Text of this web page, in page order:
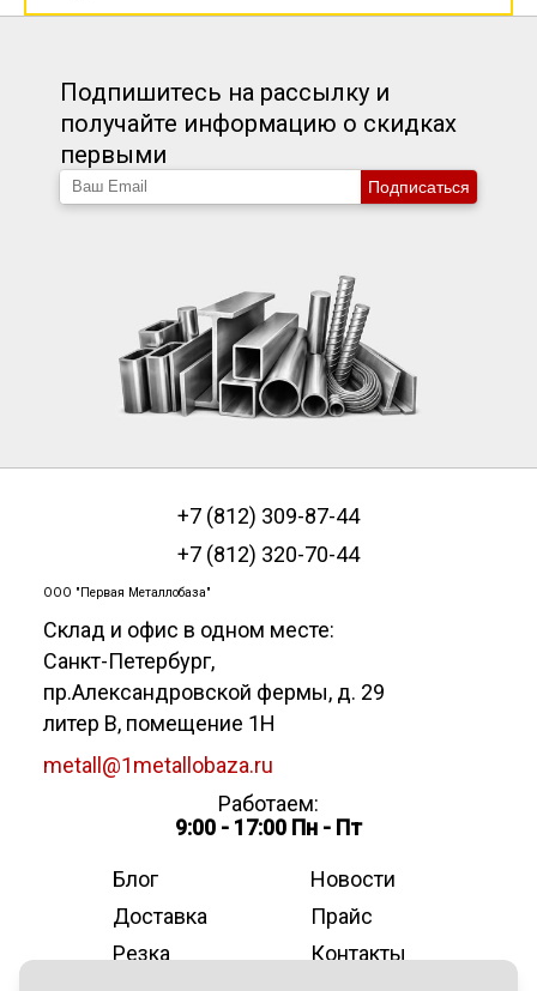
Подпишитесь на рассылку и
получайте информацию о скидках
первыми
Подписаться
+7 (812) 309-87-44
+7 (812) 320-70-44
ООО "Первая Металлобаза"
Склад и офис в одном месте:
Санкт-Петербург,
пр.Александровской фермы, д. 29
литер В, помещение 1Н
metall@1metallobaza.ru
Работаем:
9:00 - 17:00 Пн - Пт
Блог
Новости
Доставка
Прайс
Резка
Контакты